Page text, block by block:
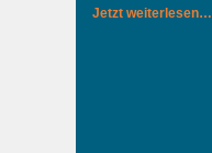
Jetzt weiterlesen…